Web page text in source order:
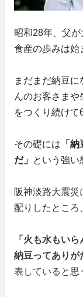
昭和28年、父
食産の歩みは始
まだまだ納豆
んのお客さま
をつくり続けて
その礎には 「
だ」 という強い
阪神淡路大震
配りしたところ
「火も水もい
納豆ってありが
表していると思